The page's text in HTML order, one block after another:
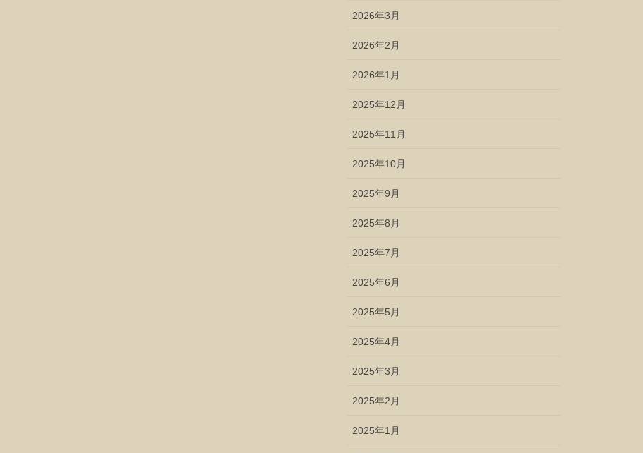
2026年3月
2026年2月
2026年1月
2025年12月
2025年11月
2025年10月
2025年9月
2025年8月
2025年7月
2025年6月
2025年5月
2025年4月
2025年3月
2025年2月
2025年1月